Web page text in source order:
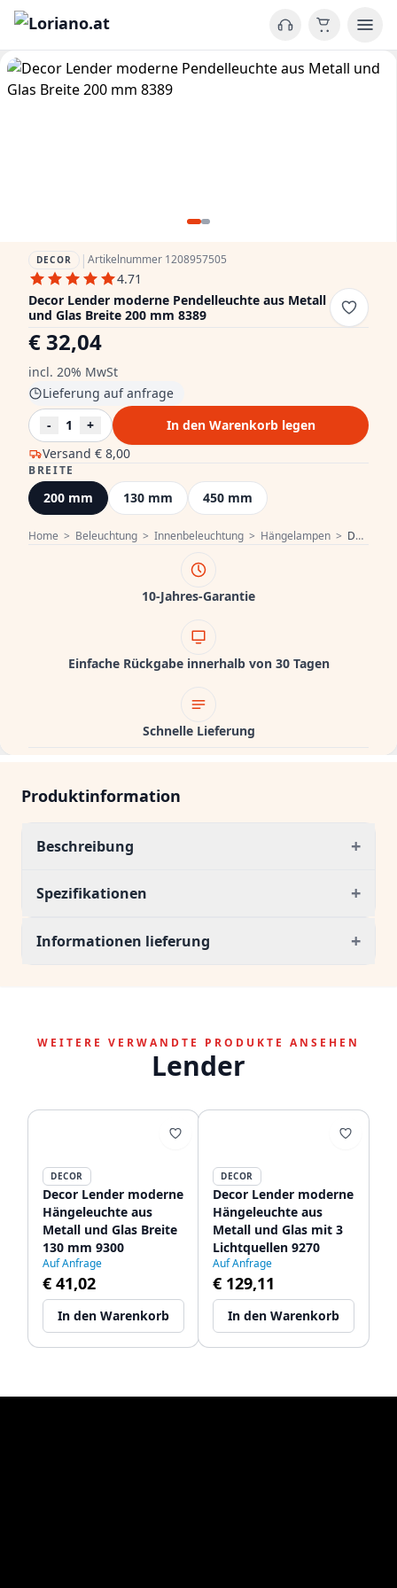
Home > Beleuchtung > Innenbeleuchtung > Hängelampen > Decor Lender moderne Pendelleuchte aus Metall und Glas Breite 200 mm 8389
DECOR | Artikelnummer 1208957505
4.71
Decor Lender moderne Pendelleuchte aus Metall
und Glas Breite 200 mm 8389
€ 32,04
incl. 20% MwSt
Versand € 8,00
Lieferung auf anfrage
-
1 + In den Warenkorb legen
BREITE
200 mm 130 mm 450 mm
10-Jahres-Garantie
Einfache Rückgabe innerhalb von 30 Tagen
Schnelle Lieferung
Produktinformation
Beschreibung +
Spezifikationen +
Informationen lieferung +
WEITERE VERWANDTE PRODUKTE ANSEHEN
Lender
DECOR
Decor Lender moderne
Hängeleuchte aus
Metall und Glas Breite
130 mm 9300
Auf Anfrage
€ 41,02
In den Warenkorb
DECOR
Decor Lender moderne
Hängeleuchte aus
Metall und Glas mit 3
Lichtquellen 9270
Auf Anfrage
€ 129,11
In den Warenkorb